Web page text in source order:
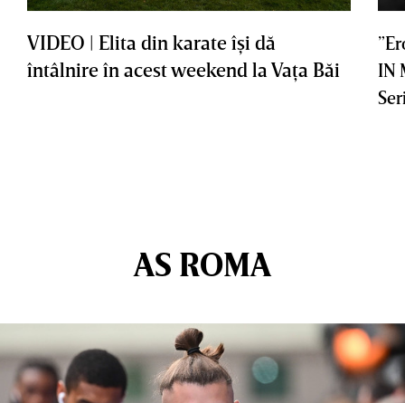
VIDEO | Elita din karate îşi dă
întâlnire în acest weekend la Vaţa Băi
IN
AS ROMA